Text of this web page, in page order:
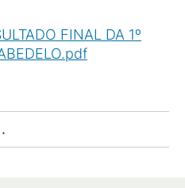
FINAL DA 1º
.